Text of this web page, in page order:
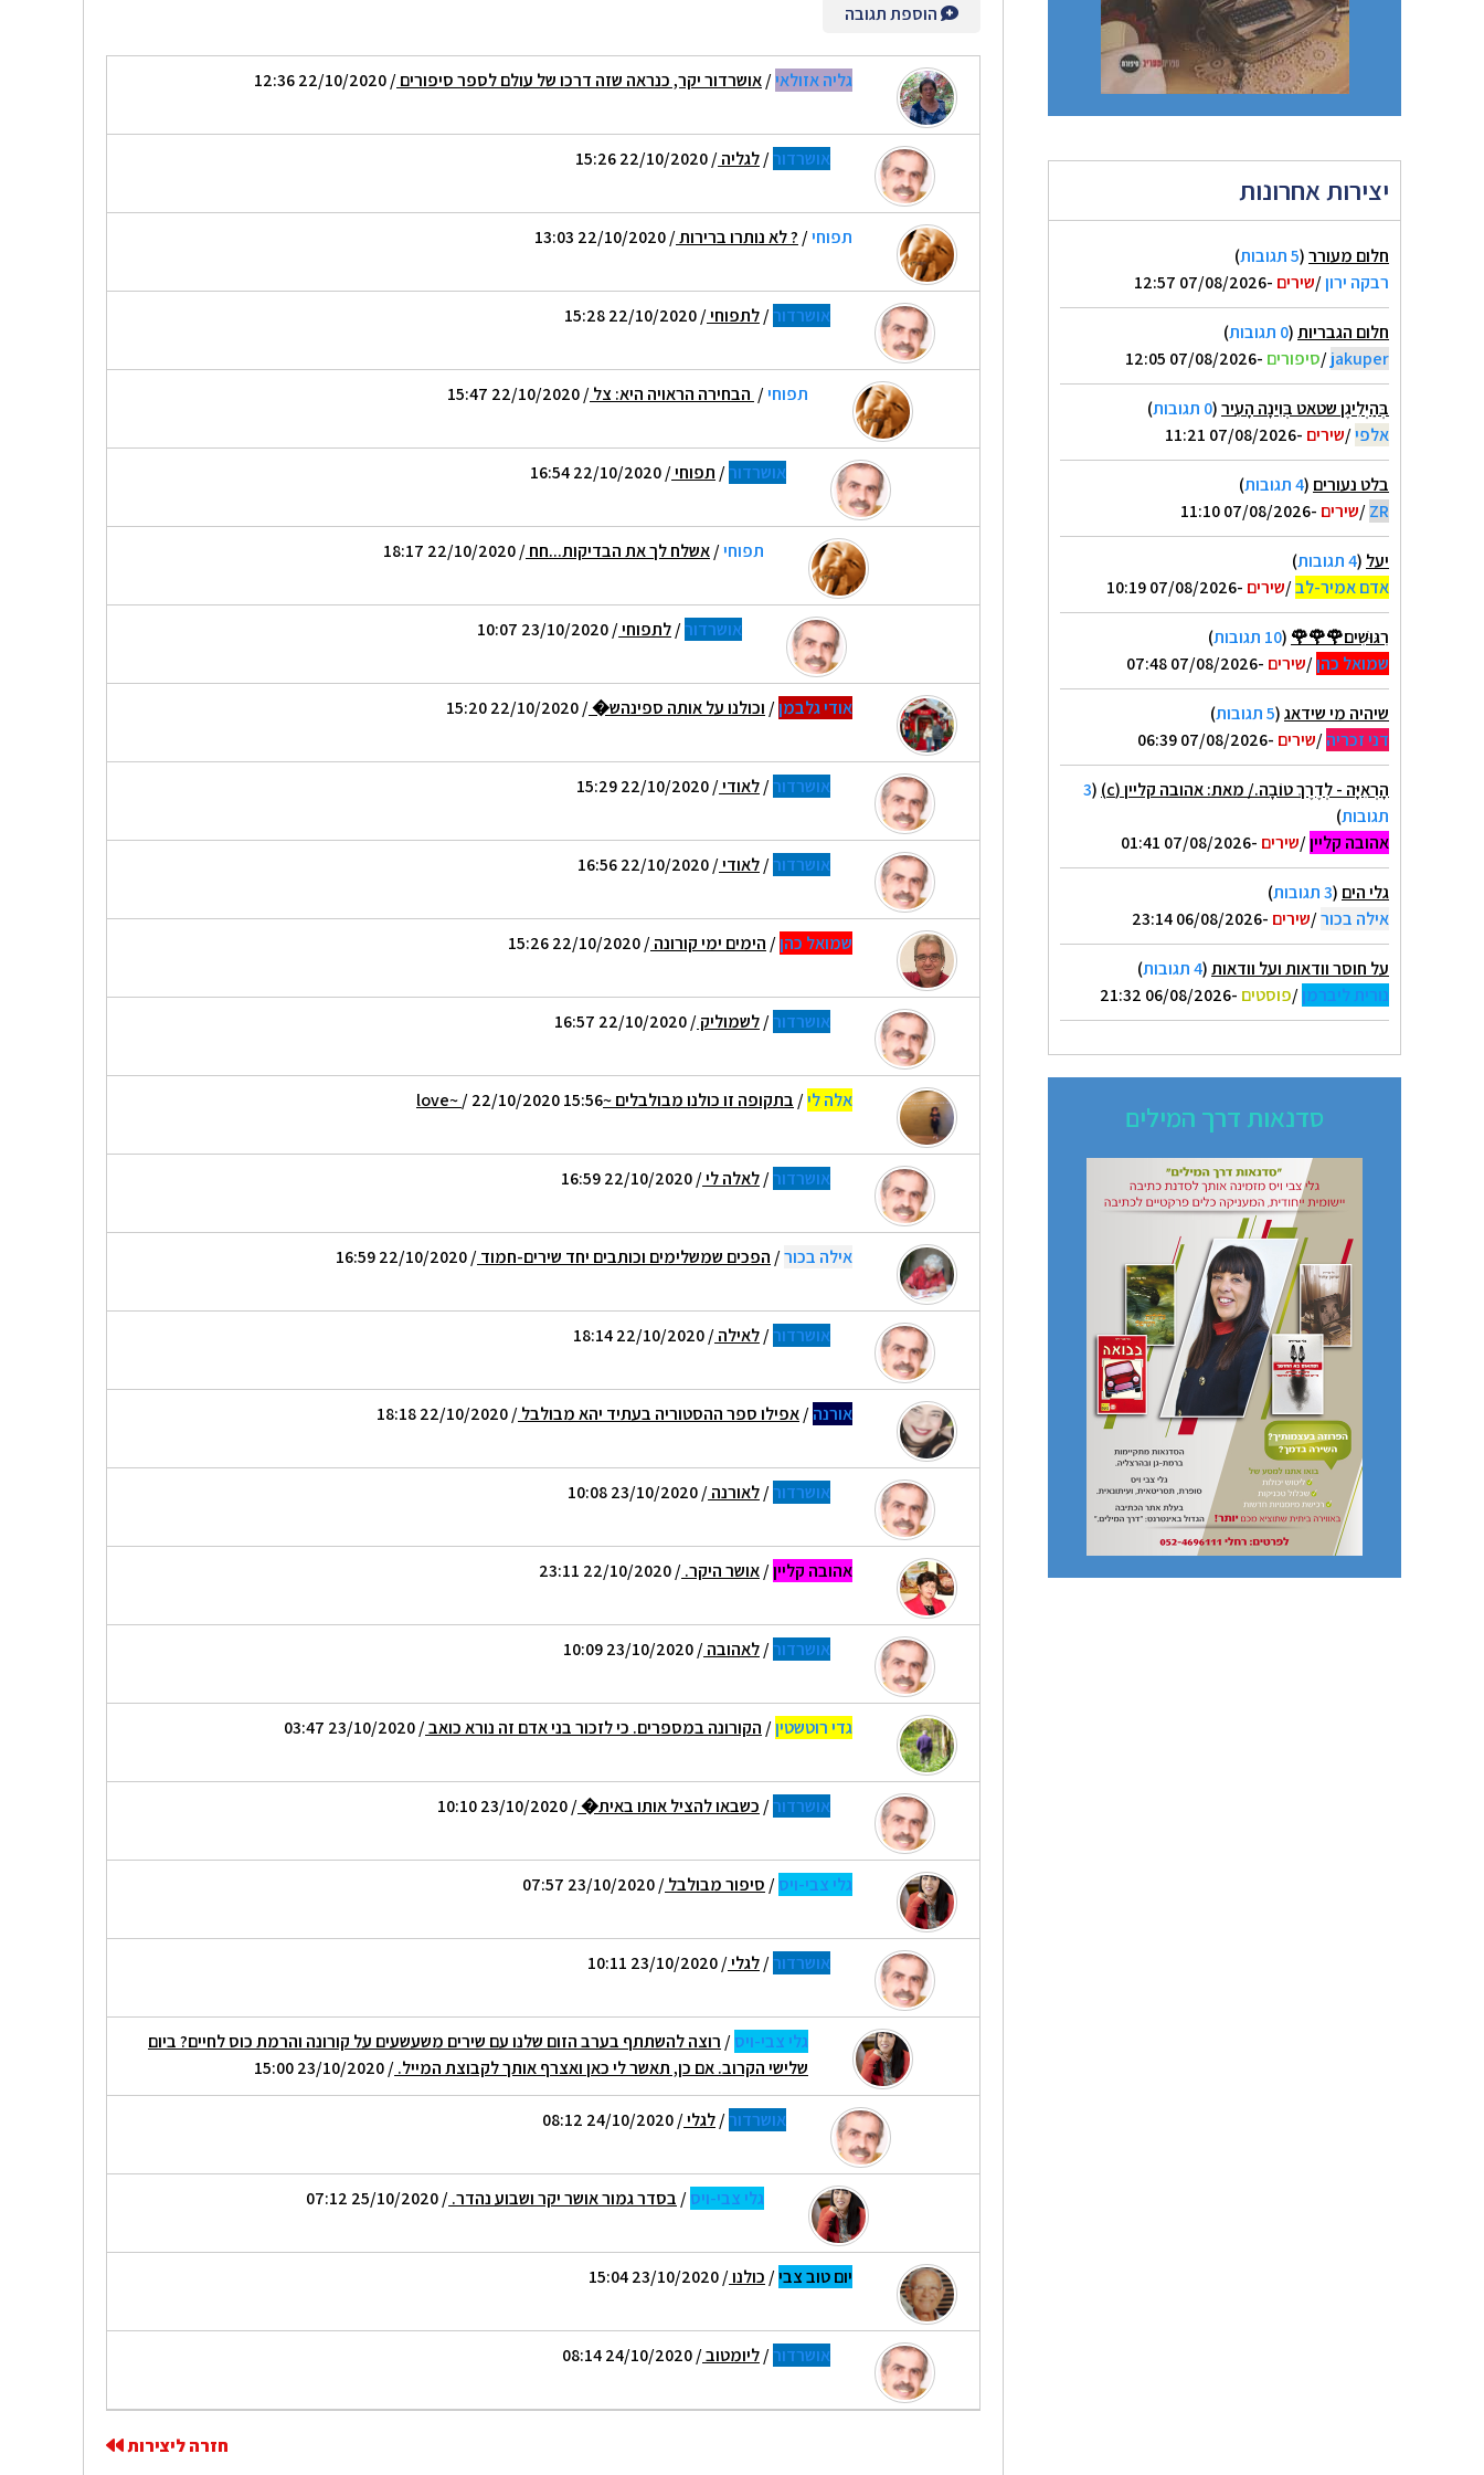
יצירות אחרונות
חלום מעורר(5 תגובות
)
רבקה ירון/שירים -07/08/2026 12:57
חלום הגבריות(0 תגובות
)
jakuper
/סיפורים -07/08/2026 12:05
בְּהַיְלִיגֶן שטאט בְּוִינָה הָעִיר(0 תגובות
)
אלפי/שירים -07/08/2026 11:21
בלט נעורים (4 תגובות
)
ZR
/שירים -07/08/2026 11:10
יעל (4 תגובות
)
אדם אמיר-לב/שירים -07/08/2026 10:19
רִגּוּשִׁים🌹🌹🌹 (10 תגובות
)
שמואל כהן/שירים -07/08/2026 07:48
שיהיה מי שידאג(5 תגובות
)
דני זכריה/שירים -07/08/2026 06:39
הָרְאִיָּה - לְדֶרֶךְ טוֹבָה./ מאת: אהובה קליין (c) (
3
תגובות)
אהובה קליין/שירים -07/08/2026 01:41
גלי הים (3 תגובות
)
אילה בכור/שירים -06/08/2026 23:14
על חוסר וודאות ועל וודאות(4 תגובות
)
נורית ליברמן/פוסטים -06/08/2026 21:32
סדנאות דרך המילים
הוספת תגובה
גליה אזולאי/אושרדור יקר, כנראה שזה דרכו של עולם לספר סיפורים/ 22/10/2020 12:36
אושרדור/לגליה/ 22/10/2020 15:26
תפוחי/? לא נותרו ברירות/ 22/10/2020 13:03
אושרדור/לתפוחי/ 22/10/2020 15:28
תפוחי/ הבחירה הראויה היא: צל/ 22/10/2020 15:47
אושרדור/תפוחי/ 22/10/2020 16:54
תפוחי/אשלח לך את הבדיקות...חח/ 22/10/2020 18:17
אושרדור/לתפוחי/ 23/10/2020 10:07
אודי גלבמן/וכולנו על אותה ספינהש�/ 22/10/2020 15:20
אושרדור/לאודי/ 22/10/2020 15:29
אושרדור/לאודי/ 22/10/2020 16:56
שמואל כהן/הימים ימי קורונה/ 22/10/2020 15:26
אושרדור/לשמוליק/ 22/10/2020 16:57
אלה לי/בתקופה זו כולנו מבולבלים ~love~/ 22/10/2020 15:56
אושרדור/לאלה לי/ 22/10/2020 16:59
אילה בכור/הפכים שמשלימים וכותבים יחד שירים-חמוד/ 22/10/2020 16:59
אושרדור/לאילה/ 22/10/2020 18:14
אורנה/אפילו ספר ההסטוריה בעתיד יהא מבולבל/ 22/10/2020 18:18
אושרדור/לאורנה/ 23/10/2020 10:08
אהובה קליין/אושר היקר./ 22/10/2020 23:11
אושרדור/לאהובה/ 23/10/2020 10:09
גדי רוטשטין/הקורונה במספרים. כי לזכור בני אדם זה נורא כואב/ 23/10/2020 03:47
אושרדור/כשבאו להציל אותו באית�/ 23/10/2020 10:10
גלי צבי-ויס/סיפור מבולבל/ 23/10/2020 07:57
אושרדור/לגלי/ 23/10/2020 10:11
גלי צבי-ויס/רוצה להשתתף בערב הזום שלנו עם שירים משעשעים על קורונה והרמת כוס לחיים? ביום
שלישי הקרוב. אם כן, תאשר לי כאן ואצרף אותך לקבוצת המייל./ 23/10/2020 15:00
אושרדור/לגלי/ 24/10/2020 08:12
גלי צבי-ויס/בסדר גמור אושר יקר ושבוע נהדר./ 25/10/2020 07:12
יום טוב צבי/כולנו/ 23/10/2020 15:04
אושרדור/ליומטוב/ 24/10/2020 08:14
חזרה ליצירות